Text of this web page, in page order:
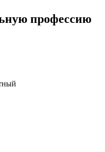
профессию